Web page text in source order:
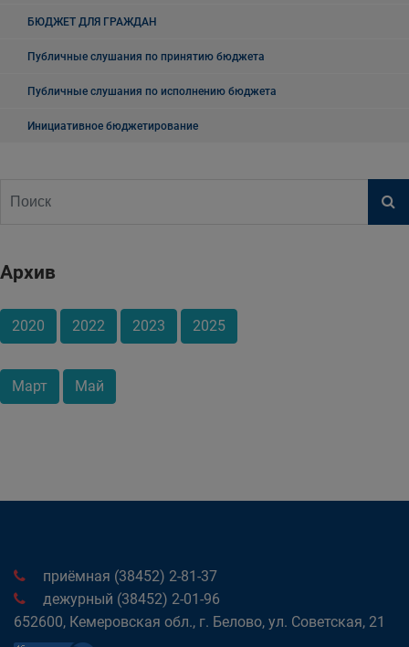
БЮДЖЕТ ДЛЯ ГРАЖДАН
Публичные слушания по принятию бюджета
Публичные слушания по исполнению бюджета
Инициативное бюджетирование
Архив
2020 2022 2023 2025
Март Май
приёмная (38452) 2-81-37
дежурный (38452) 2-01-96
652600, Кемеровская обл., г. Белово, ул. Советская, 21